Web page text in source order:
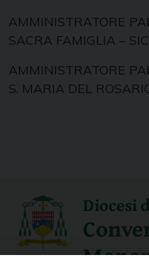
AMMINISTRATORE
SACRA FAMIGLIA –
AMMINISTRATORE
S. MARIA DEL
Diocesi